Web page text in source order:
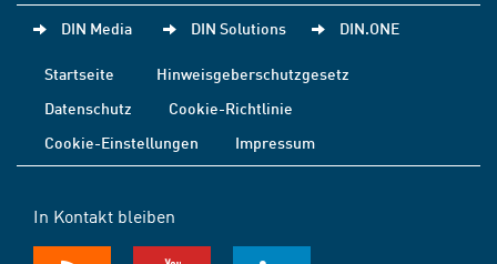
DIN Media DIN Solutions DIN.ONE
Startseite
Hinweisgeberschutzgesetz
Datenschutz
Cookie-Richtlinie
Cookie-Einstellungen
Impressum
In Kontakt bleiben